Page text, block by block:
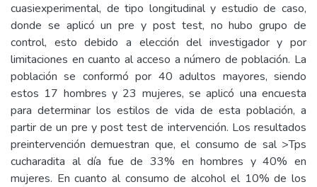
cuasiexperimental, de tipo longitudinal y estudio de caso,
donde se aplicó un pre y post test, no hubo grupo de
control, esto debido a elección del investigador y por
limitaciones en cuanto al acceso a número de población. La
población se conformó por 40 adultos mayores, siendo
estos 17 hombres y 23 mujeres, se aplicó una encuesta
para determinar los estilos de vida de esta población, a
partir de un pre y post test de intervención. Los resultados
preintervención demuestran que, el consumo de sal >Tps
cucharadita al día fue de 33% en hombres y 40% en
mujeres. En cuanto al consumo de alcohol el 10% de los